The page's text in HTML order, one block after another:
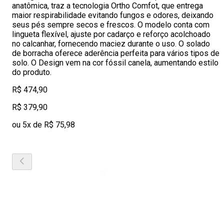
anatômica, traz a tecnologia Ortho Comfot, que entrega
maior respirabilidade evitando fungos e odores, deixando
seus pés sempre secos e frescos. O modelo conta com
lingueta flexível, ajuste por cadarço e reforço acolchoado
no calcanhar, fornecendo maciez durante o uso. O solado
de borracha oferece aderência perfeita para vários tipos de
solo. O Design vem na cor fóssil canela, aumentando estilo
do produto.
R$ 474,90
R$ 379,90
ou 5x de R$ 75,98